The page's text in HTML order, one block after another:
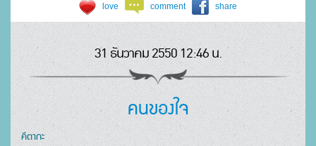
love comment share
31 ธันวาคม 2550 12:46 น.
คนของใจ
คีตากะ